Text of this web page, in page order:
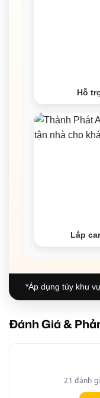
Hỗ
Lắp
*Áp dụng tùy khu
Đánh Giá &
21 đánh